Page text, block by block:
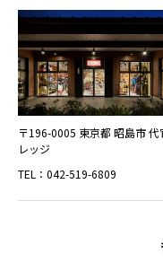
〒196-0005 東京都 昭島市
レッジ
TEL：042-519-6809